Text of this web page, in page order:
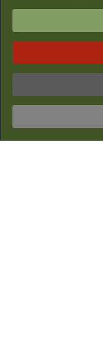
Bilder från instagram
med #gjordnära